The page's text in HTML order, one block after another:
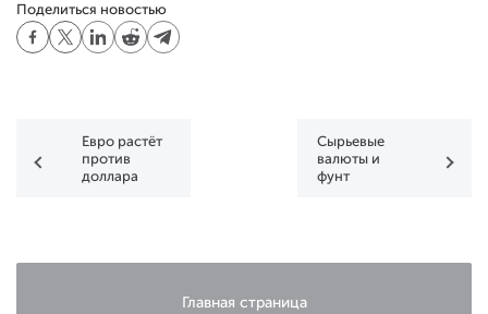
Поделиться новостью
Евро растёт
против
доллара
Сырьевые
валюты и
фунт
Главная страница